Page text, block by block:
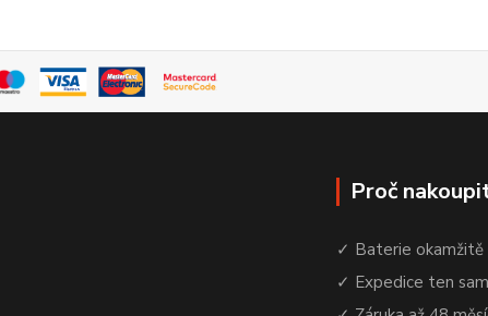
Proč
✓ Baterie okamžitě
✓ Expedice ten